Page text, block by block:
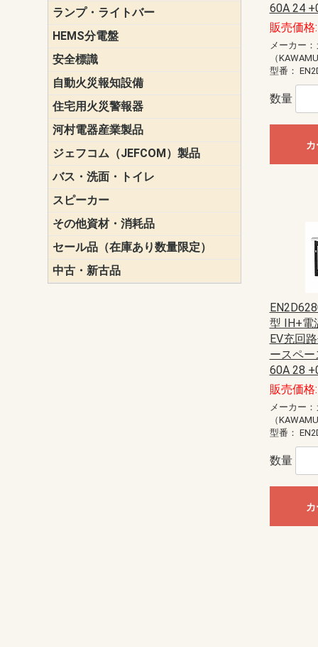
ランプ・ライトバー
パナソニッ
東芝ライテッ
ENDO（遠藤
三菱電機
HEMS分電盤
マルチ通信型
安全標識
誘導標識
自動火災報知設備
パナソニッ
ホーチキ（
能美防災（
ニッタン（
住宅用火災警報器
けむり当番
ねつ当番
ガス当番
河村電器産業製品
ジェフコム（JEFCOM）製品
LANツール
LEDイルミ
アンカー・
エアコン部材
ケーブル保
ケーブル索
作業用照明
収納機器・
検電器・計
腰回り品・
電設化成品
高所作業ポ
パーツ＆ツ
バス・洗面・トイレ
スピーカー
その他資材・消耗品
セール品（在庫あり数量限定）
換気スイッ
ランプ・電
その他資材
中古・新古品
60A 24
販売価格
メーカー
（
型番：
数量
型 IH+電
EV充回
ースペー
60A 28
販売価格
メーカー
（
型番：
数量